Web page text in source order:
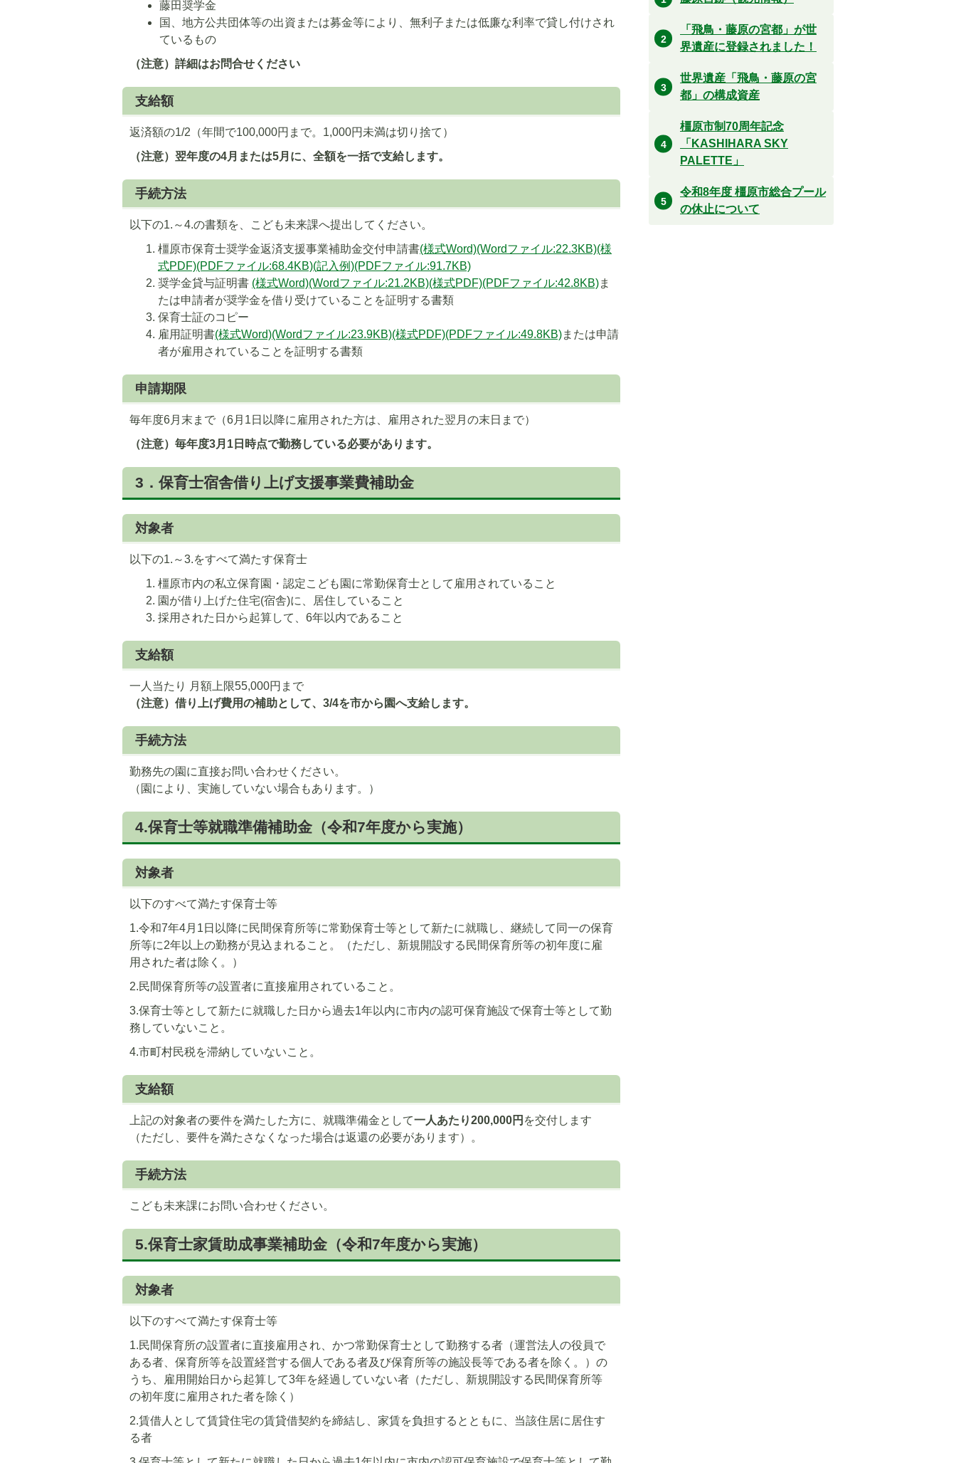
藤田奨学金
国、地方公共団体等の出資または募金等により、無利子または低廉な利率で貸し付けされ
ているもの
（注意）詳細はお問合せください
支給額
返済額の1/2（年間で100,000円まで。1,000円未満は切り捨て）
（注意）翌年度の4月または5月に、全額を一括で支給します。
手続方法
以下の1.～4.の書類を、こども未来課へ提出してください。
橿原市保育士奨学金返済支援事業補助金交付申請書(様式Word)(Wordファイル:22.3KB)(様
式PDF)(PDFファイル:68.4KB)(記入例)(PDFファイル:91.7KB)
奨学金貸与証明書 (様式Word)(Wordファイル:21.2KB)(様式PDF)(PDFファイル:42.8KB)ま
たは申請者が奨学金を借り受けていることを証明する書類
保育士証のコピー
雇用証明書(様式Word)(Wordファイル:23.9KB)(様式PDF)(PDFファイル:49.8KB)または申請
者が雇用されていることを証明する書類
申請期限
毎年度6月末まで（6月1日以降に雇用された方は、雇用された翌月の末日まで）
（注意）毎年度3月1日時点で勤務している必要があります。
3．保育士宿舎借り上げ支援事業費補助金
対象者
以下の1.～3.をすべて満たす保育士
橿原市内の私立保育園・認定こども園に常勤保育士として雇用されていること
園が借り上げた住宅(宿舎)に、居住していること
採用された日から起算して、6年以内であること
支給額
一人当たり 月額上限55,000円まで
（注意）借り上げ費用の補助として、3/4を市から園へ支給します。
手続方法
勤務先の園に直接お問い合わせください。
（園により、実施していない場合もあります。）
4.保育士等就職準備補助金（令和7年度から実施）
対象者
以下のすべて満たす保育士等
1.令和7年4月1日以降に民間保育所等に常勤保育士等として新たに就職し、継続して同一の保育
所等に2年以上の勤務が見込まれること。（ただし、新規開設する民間保育所等の初年度に雇
用された者は除く。）
2.民間保育所等の設置者に直接雇用されていること。
3.保育士等として新たに就職した日から過去1年以内に市内の認可保育施設で保育士等として勤
務していないこと。
4.市町村民税を滞納していないこと。
支給額
上記の対象者の要件を満たした方に、就職準備金として一人あたり200,000円 を交付します
（ただし、要件を満たさなくなった場合は返還の必要があります）。
手続方法
こども未来課にお問い合わせください。
5.保育士家賃助成事業補助金（令和7年度から実施）
対象者
以下のすべて満たす保育士等
1.民間保育所の設置者に直接雇用され、かつ常勤保育士として勤務する者（運営法人の役員で
ある者、保育所等を設置経営する個人である者及び保育所等の施設長等である者を除く。）の
うち、雇用開始日から起算して3年を経過していない者（ただし、新規開設する民間保育所等
の初年度に雇用された者を除く）
2.賃借人として賃貸住宅の賃貸借契約を締結し、家賃を負担するとともに、当該住居に居住す
る者
「飛鳥・藤原の宮都」が世
界遺産に登録されました！
世界遺産「飛鳥・藤原の宮
都」の構成資産
橿原市制70周年記念
「KASHIHARA SKY
PALETTE」
令和8年度 橿原市総合プール
の休止について